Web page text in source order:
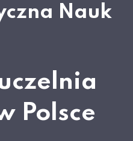
Nauk
Polsce